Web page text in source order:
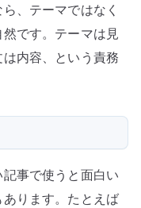
、テーマではなく
です。テーマは見
内容、という責務
事で使うと面白い
ります。たとえば